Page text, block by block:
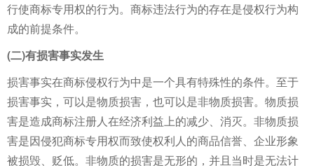
行使商标专用权的行为。商标违法行为的存在是侵权行为构
成的前提条件。
(二)有损害事实发生
损害事实在商标侵权行为中是一个具有特殊性的条件。至于
损害事实，可以是物质损害，也可以是非物质损害。物质损
害是造成商标注册人在经济利益上的减少、消灭。非物质损
害是因侵犯商标专用权而致使权利人的商品信誉、企业形象
被损毁、贬低。非物质的损害是无形的，并且当时是无法计